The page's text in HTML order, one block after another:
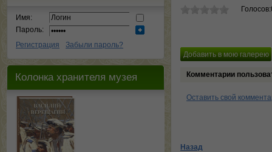
Имя:
Пароль:
Регистрация
Забыли пароль?
Колонка хранителя музея Комментарии
Оставить свой
Назад